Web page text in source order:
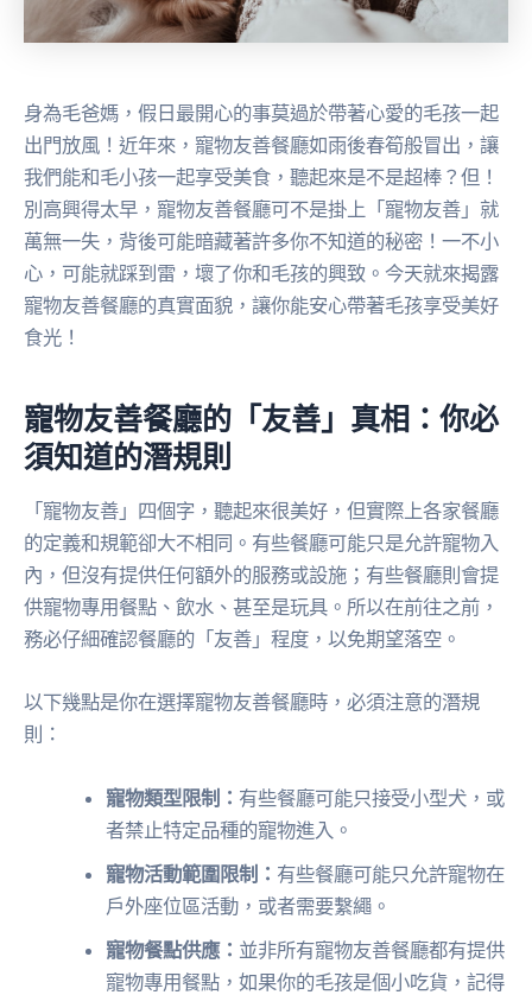
身為毛爸媽，假日最開心的事莫過於帶著心愛的毛孩一起
出門放風！近年來，寵物友善餐廳如雨後春筍般冒出，讓
我們能和毛小孩一起享受美食，聽起來是不是超棒？但！
別高興得太早，寵物友善餐廳可不是掛上「寵物友善」就
萬無一失，背後可能暗藏著許多你不知道的秘密！一不小
心，可能就踩到雷，壞了你和毛孩的興致。今天就來揭露
寵物友善餐廳的真實面貌，讓你能安心帶著毛孩享受美好
食光！
寵物友善餐廳的「友善」真相：你必
須知道的潛規則
「寵物友善」四個字，聽起來很美好，但實際上各家餐廳
的定義和規範卻大不相同。有些餐廳可能只是允許寵物入
內，但沒有提供任何額外的服務或設施；有些餐廳則會提
供寵物專用餐點、飲水、甚至是玩具。所以在前往之前，
務必仔細確認餐廳的「友善」程度，以免期望落空。
以下幾點是你在選擇寵物友善餐廳時，必須注意的潛規
則：
寵物類型限制： 有些餐廳可能只接受小型犬，或
者禁止特定品種的寵物進入。
寵物活動範圍限制： 有些餐廳可能只允許寵物在
戶外座位區活動，或者需要繫繩。
寵物餐點供應： 並非所有寵物友善餐廳都有提供
寵物專用餐點，如果你的毛孩是個小吃貨，記得